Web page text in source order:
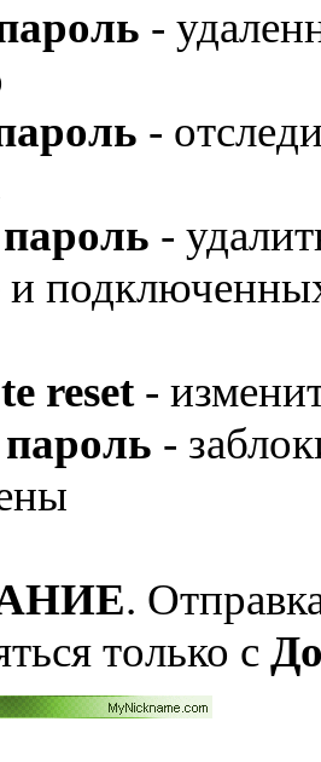
-
-
-
и
reset-
пароль -
.
только с